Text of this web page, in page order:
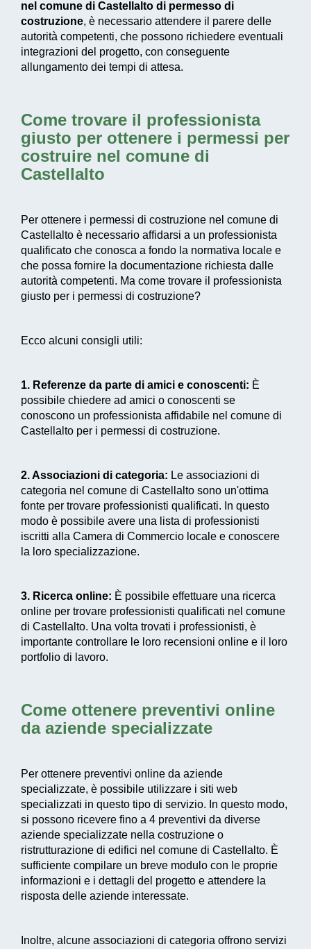
nel comune di Castellalto di permesso di
costruzione, è necessario attendere il parere delle
autorità competenti, che possono richiedere eventuali
integrazioni del progetto, con conseguente
allungamento dei tempi di attesa.
Come trovare il professionista
giusto per ottenere i permessi per
costruire nel comune di
Castellalto
Per ottenere i permessi di costruzione nel comune di
Castellalto è necessario affidarsi a un professionista
qualificato che conosca a fondo la normativa locale e
che possa fornire la documentazione richiesta dalle
autorità competenti. Ma come trovare il professionista
giusto per i permessi di costruzione?
Ecco alcuni consigli utili:
1. Referenze da parte di amici e conoscenti: È
possibile chiedere ad amici o conoscenti se
conoscono un professionista affidabile nel comune di
Castellalto per i permessi di costruzione.
2. Associazioni di categoria: Le associazioni di
categoria nel comune di Castellalto sono un'ottima
fonte per trovare professionisti qualificati. In questo
modo è possibile avere una lista di professionisti
iscritti alla Camera di Commercio locale e conoscere
la loro specializzazione.
3. Ricerca online: È possibile effettuare una ricerca
online per trovare professionisti qualificati nel comune
di Castellalto. Una volta trovati i professionisti, è
importante controllare le loro recensioni online e il loro
portfolio di lavoro.
Come ottenere preventivi online
da aziende specializzate
Per ottenere preventivi online da aziende
specializzate, è possibile utilizzare i siti web
specializzati in questo tipo di servizio. In questo modo,
si possono ricevere fino a 4 preventivi da diverse
aziende specializzate nella costruzione o
ristrutturazione di edifici nel comune di Castellalto. È
sufficiente compilare un breve modulo con le proprie
informazioni e i dettagli del progetto e attendere la
risposta delle aziende interessate.
Inoltre, alcune associazioni di categoria offrono servizi